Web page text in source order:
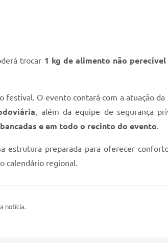
trocar 1 kg de alimento não
O evento contará com a atuação da
, além da equipe de segurança
e em todo o recinto do evento.
estrutura preparada para oferecer
calendário regional.
notícia.